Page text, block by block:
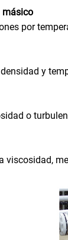
másico
por
y
o
viscosidad,